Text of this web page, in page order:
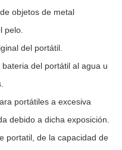
objetos de metal
pelo.
del portátil.
del portátil al agua u
portátiles a excesiva
debido a dicha exposición.
portatil, de la capacidad de